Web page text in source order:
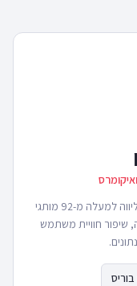
17 שנות ניסיון בעולם הדיגיטל ושיפור המרות. ליווה למעלה מ-92 מותגי
שיפור חוויית משתמש